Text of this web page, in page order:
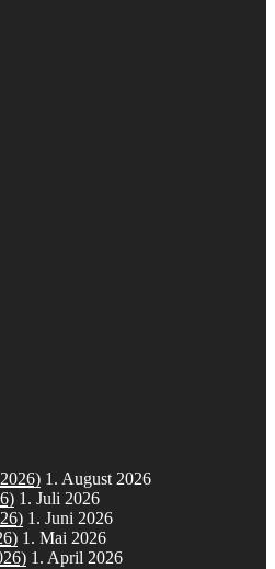
1. August 2026
1. Juli 2026
1. Juni 2026
1. Mai 2026
1. April 2026